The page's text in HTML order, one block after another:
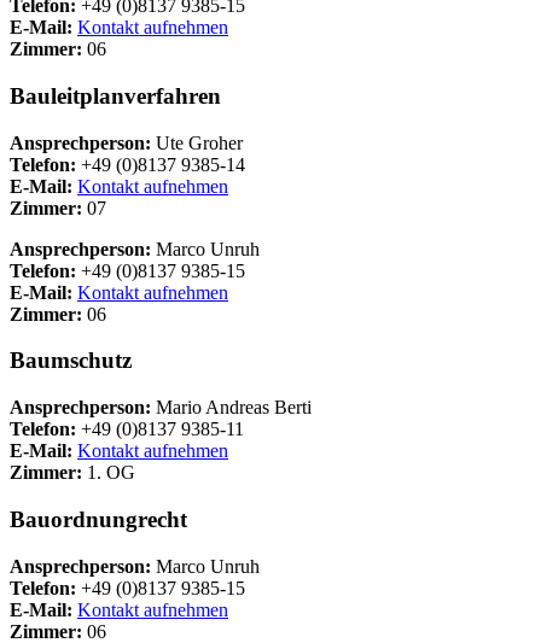
Telefon: +49 (0)8137 9385-15
E-Mail: Kontakt aufnehmen
Zimmer: 06
Bauleitplanverfahren
Ansprechperson: Ute Groher
Telefon: +49 (0)8137 9385-14
E-Mail: Kontakt aufnehmen
Zimmer: 07
Ansprechperson: Marco Unruh
Telefon: +49 (0)8137 9385-15
E-Mail: Kontakt aufnehmen
Zimmer: 06
Baumschutz
Ansprechperson: Mario Andreas Berti
Telefon: +49 (0)8137 9385-11
E-Mail: Kontakt aufnehmen
Zimmer: 1. OG
Bauordnungrecht
Ansprechperson: Marco Unruh
Telefon: +49 (0)8137 9385-15
E-Mail: Kontakt aufnehmen
Zimmer: 06